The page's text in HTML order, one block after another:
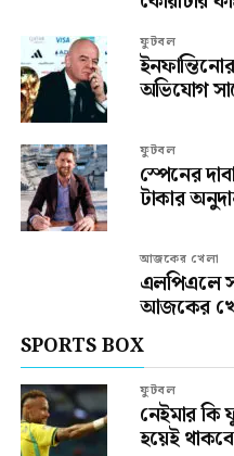
ফুটবল
অভিযোগ
ফুটবল
স্পেনের
টাকার
আজকের খেলা
এলপিএলে
আজকের
SPORTS BOX
ফুটবল
নেইমার কি
হয়েই